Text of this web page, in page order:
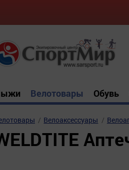
Велотовары Обувь
Велоаксессуары